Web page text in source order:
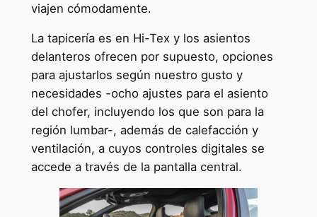
viajen cómodamente.
La tapicería es en Hi-Tex y los asientos
delanteros ofrecen por supuesto, opciones
para ajustarlos según nuestro gusto y
necesidades -ocho ajustes para el asiento
del chofer, incluyendo los que son para la
región lumbar-, además de calefacción y
ventilación, a cuyos controles digitales se
accede a través de la pantalla central.